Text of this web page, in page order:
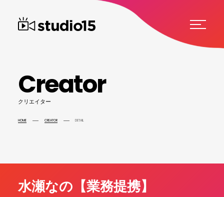
Creator
ク リ エイ タ ー
HOME CREATOR DETAIL
水瀬なの【業務提携】